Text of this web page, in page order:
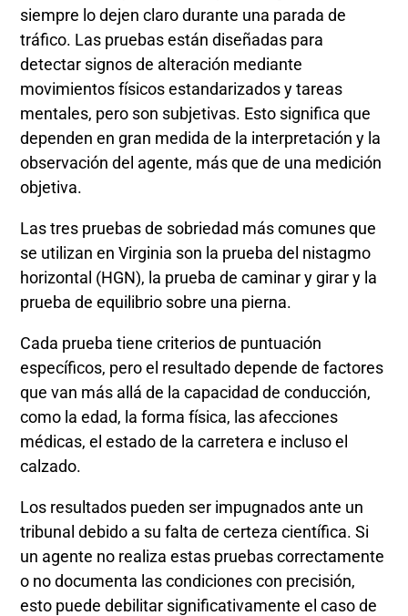
siempre lo dejen claro durante una parada de
tráfico. Las pruebas están diseñadas para
detectar signos de alteración mediante
movimientos físicos estandarizados y tareas
mentales, pero son subjetivas. Esto significa que
dependen en gran medida de la interpretación y la
observación del agente, más que de una medición
objetiva.
Las tres pruebas de sobriedad más comunes que
se utilizan en Virginia son la prueba del nistagmo
horizontal (HGN), la prueba de caminar y girar y la
prueba de equilibrio sobre una pierna.
Cada prueba tiene criterios de puntuación
específicos, pero el resultado depende de factores
que van más allá de la capacidad de conducción,
como la edad, la forma física, las afecciones
médicas, el estado de la carretera e incluso el
calzado.
Los resultados pueden ser impugnados ante un
tribunal debido a su falta de certeza científica. Si
un agente no realiza estas pruebas correctamente
o no documenta las condiciones con precisión,
esto puede debilitar significativamente el caso de